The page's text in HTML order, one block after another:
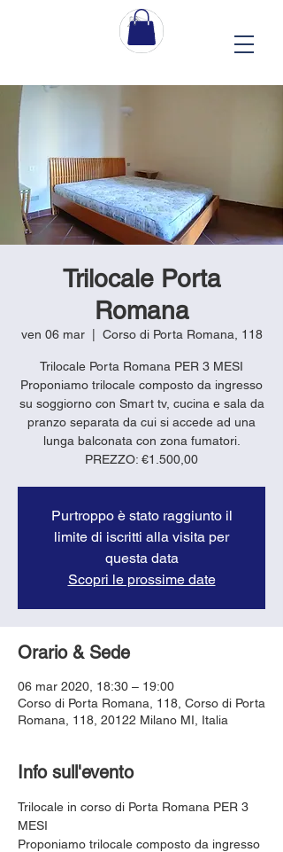
Trilocale Porta
Romana
ven 06 mar
  |
Corso di Porta Romana, 118
Trilocale Porta Romana PER 3 MESI
Proponiamo trilocale composto da ingresso
su soggiorno con Smart tv, cucina e sala da
pranzo separata da cui si accede ad una
lunga balconata con zona fumatori.
PREZZO: €1.500,00
Purtroppo è stato raggiunto il
limite di iscritti alla visita per
questa data
Scopri le prossime date
Orario & Sede
06 mar 2020, 18:30 – 19:00
Corso di Porta Romana, 118, Corso di Porta
Romana, 118, 20122 Milano MI, Italia
Info sull'evento
Trilocale in corso di Porta Romana PER 3
MESI
Proponiamo trilocale composto da ingresso